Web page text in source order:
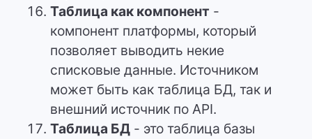
Таблица как компонент -
компонент платформы, который
позволяет выводить некие
списковые данные. Источником
может быть как таблица БД, так и
внешний источник по API.
Таблица БД - это таблица базы